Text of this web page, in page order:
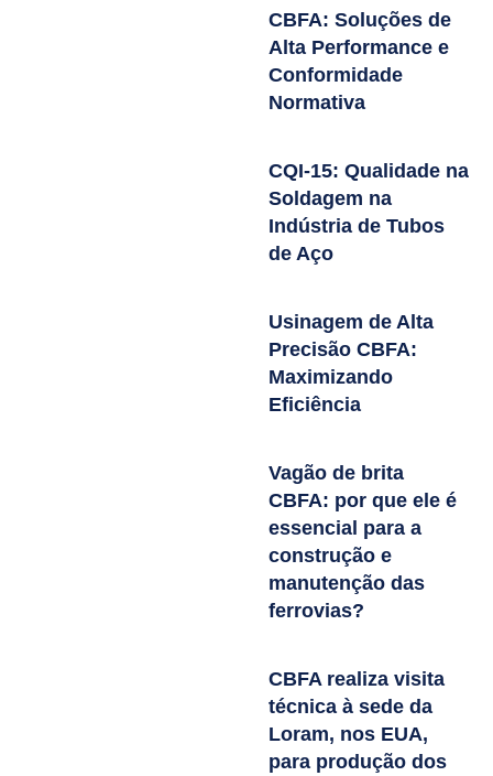
CBFA: Soluções de
Alta Performance e
Conformidade
Normativa
CQI-15: Qualidade na
Soldagem na
Indústria de Tubos
de Aço
Usinagem de Alta
Precisão CBFA:
Maximizando
Eficiência
Vagão de brita
CBFA: por que ele é
essencial para a
construção e
manutenção das
ferrovias?
CBFA realiza visita
técnica à sede da
Loram, nos EUA,
para produção dos